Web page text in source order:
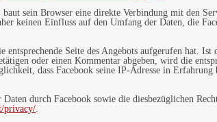
sein Browser eine direkte Verbindung mit den
keinen Einfluss auf den Umfang der Daten, die
Seite des Angebots aufgerufen hat.
oder einen Kommentar abgeben, wird die
dass Facebook seine IP-Adresse in
durch Facebook sowie die diesbezüglichen
privacy/.